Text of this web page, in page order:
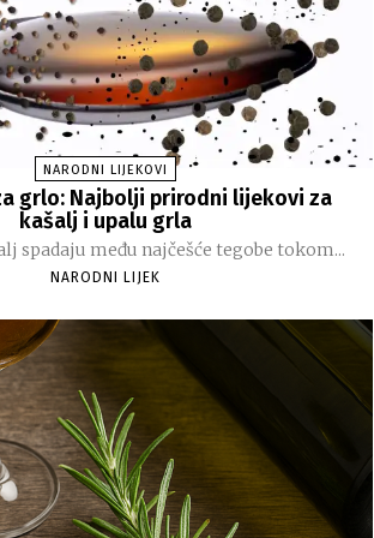
NARODNI LIJEKOVI
grlo: Najbolji prirodni lijekovi za
kašalj i upalu grla
spadaju među najčešće tegobe tokom...
NARODNI LIJEK